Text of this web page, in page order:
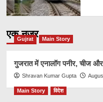
एक नज़र
Gujrat Main Story
गुजरात में एनालॉग पनीर, चीज
Shravan Kumar Gupta
Main Story विदेश